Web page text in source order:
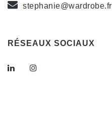
stephanie@wardrobe.fr
RÉSEAUX SOCIAUX